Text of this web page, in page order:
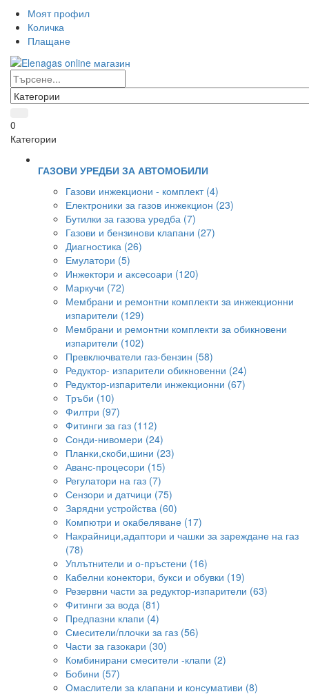
Моят профил
Количка
Плащане
0
Категории
ГАЗОВИ УРЕДБИ ЗА АВТОМОБИЛИ
Газови инжекциони - комплект (4)
Електроники за газов инжекцион (23)
Бутилки за газова уредба (7)
Газови и бензинови клапани (27)
Диагностика (26)
Емулатори (5)
Инжектори и аксесоари (120)
Маркучи (72)
Мембрани и ремонтни комплекти за инжекционни
изпарители (129)
Мембрани и ремонтни комплекти за обикновени
изпарители (102)
Превключватели газ-бензин (58)
Редуктор- изпарители обикновенни (24)
Редуктор-изпарители инжекционни (67)
Тръби (10)
Филтри (97)
Фитинги за газ (112)
Сонди-нивомери (24)
Планки,скоби,шини (23)
Аванс-процесори (15)
Регулатори на газ (7)
Сензори и датчици (75)
Зарядни устройства (60)
Компютри и окабеляване (17)
Накрайници,адаптори и чашки за зареждане на газ
(78)
Уплътнители и о-пръстени (16)
Кабелни конектори, букси и обувки (19)
Резервни части за редуктор-изпарители (63)
Фитинги за вода (81)
Предпазни клапи (4)
Смесители/плочки за газ (56)
Части за газокари (30)
Комбинирани смесители -клапи (2)
Бобини (57)
Омаслители за клапани и консумативи (8)